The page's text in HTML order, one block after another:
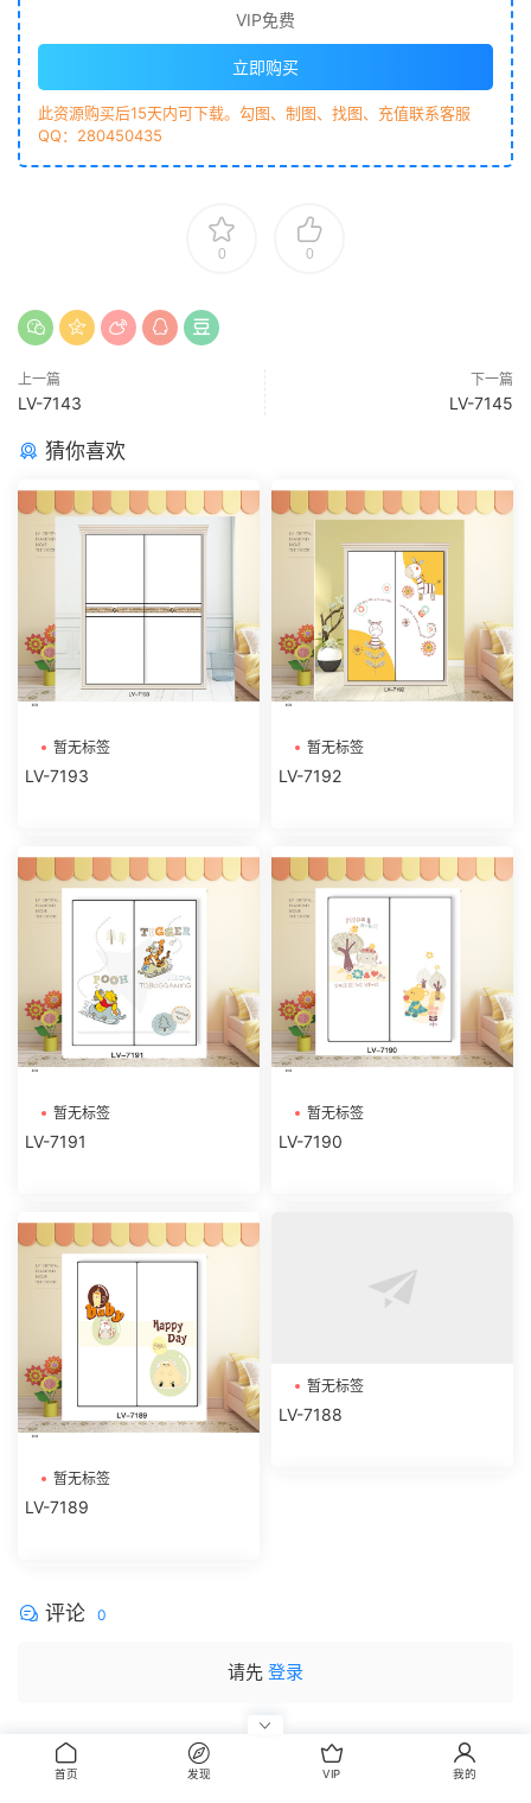
VIP免费
立即购买
此资源购买后15天内可下载。勾图、制图、找图、充值联系客服
QQ：280450435
0 0
上一篇
LV-7143
下一篇
LV-7145
猜你喜欢
暂无标签
LV-7193
暂无标签
LV-7192
暂无标签
LV-7191
暂无标签
LV-7190
暂无标签
LV-7189
暂无标签
LV-7188
评论 0
请先 登录
首页 发现 VIP 我的